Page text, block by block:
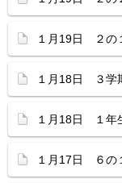
１月19日 ２の
１月18日 ３学
１月18日 １年
１月17日 ６の